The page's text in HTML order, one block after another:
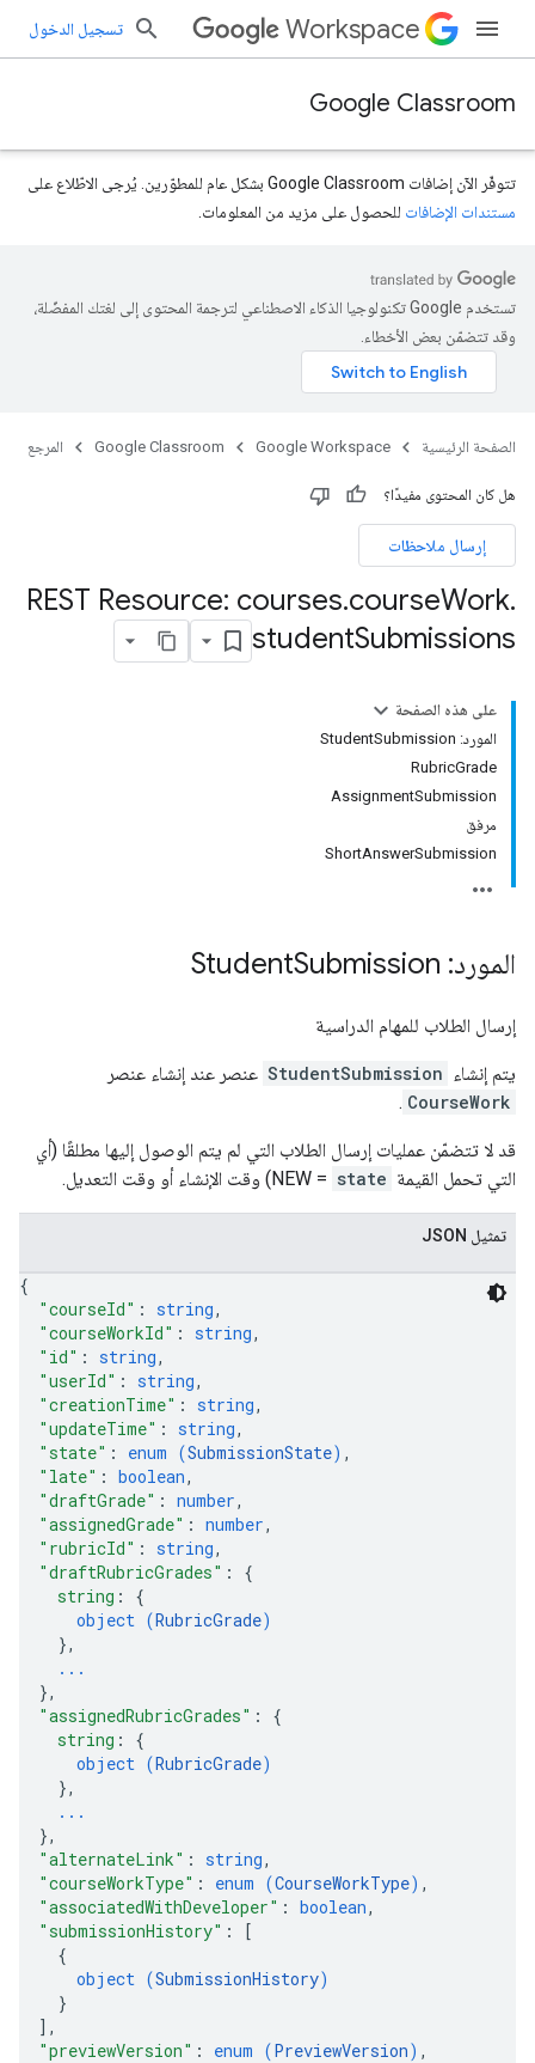
Workspace تسجيل الدخول
Google Classroom
تتوفّر الآن إضافات Google Classroom بشكل عام للمطوّرين. يُرجى الاطّلاع على
مستندات الإضافات للحصول على مزيد من المعلومات.
تستخدم Google تكنولوجيا الذكاء الاصطناعي لترجمة المحتوى إلى لغتك المفضّلة،
وقد تتضمّن بعض الأخطاء.
الصفحة الرئيسية Google Workspace
Google Classroom المرجع
هل كان المحتوى مفيدًا؟
إرسال ملاحظات
REST Resource: courses.courseWork.
studentSubmissions
على هذه الصفحة
المورد: StudentSubmission
RubricGrade
AssignmentSubmission
مرفق
ShortAnswerSubmission
المورد: Student Submission
إرسال الطلاب للمهام الدراسية
يتم إنشاء StudentSubmission عنصر عند إنشاء عنصر
CourseWork
.
قد لا تتضمّن عمليات إرسال الطلاب التي لم يتم الوصول إليها مطلقًا (أي
التي تحمل القيمة state = NEW) وقت الإنشاء أو وقت التعديل.
تمثيل JSON
{
"courseId" : string,
"courseWorkId" : string,
"id" : string,
"userId" : string,
"creationTime" : string,
"updateTime" : string,
"state" : enum (SubmissionState) ,
"late" : boolean,
"draftGrade" : number,
"assignedGrade" : number,
"rubricId" : string,
"draftRubricGrades" : {
string : {
object (RubricGrade)
},
...
},
"assignedRubricGrades" : {
string : {
object (RubricGrade)
},
...
},
"alternateLink" : string,
"courseWorkType" : enum (CourseWorkType) ,
"associatedWithDeveloper" : boolean,
"submissionHistory" :
[
{
object (SubmissionHistory)
}
] ,
"previewVersion" : enum (PreviewVersion) ,